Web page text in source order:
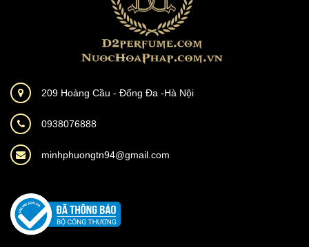
209 Hoàng Cầu - Đống Đa -Hà Nội
0938076888
minhphuongtn94@gmail.com